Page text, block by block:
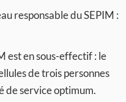
responsable du SEPIM :
est en sous-effectif : le
de trois personnes
de service optimum.